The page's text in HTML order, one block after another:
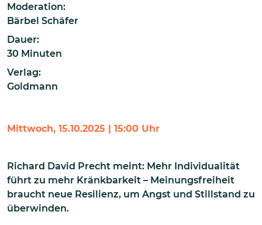
Moderation:
Bärbel Schäfer
Dauer:
30 Minuten
Verlag:
Goldmann
Mittwoch, 15.10.2025 | 15:00 Uhr
Richard David Precht meint: Mehr Individualität
führt zu mehr Kränkbarkeit – Meinungsfreiheit
braucht neue Resilienz, um Angst und Stillstand zu
überwinden.